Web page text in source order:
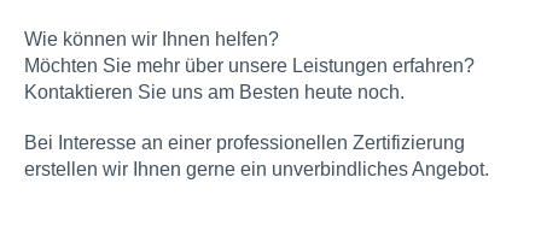
Wie können wir Ihnen helfen?
Möchten Sie mehr über unsere Leistungen erfahren?
Kontaktieren Sie uns am Besten heute noch.
Bei Interesse an einer professionellen Zertifizierung
erstellen wir Ihnen gerne ein unverbindliches Angebot.